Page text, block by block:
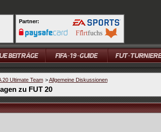
Partner:
20 Ultimate Team >Allgemeine Diskussionen
zu FUT 20